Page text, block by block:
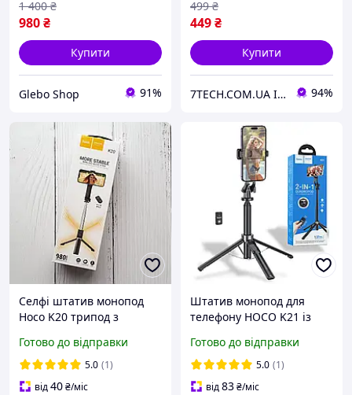
980₴
1 400 ₴
Купити
Glebo Shop 91%
449₴
499 ₴
Купити
7TECH.COM.UA Інтернет-магазин 94%
Селфі штатив монопод
Hoco K20 трипод з
Чорний
Готово до відправки
5.0 (1)
від40₴/міс
Штатив монопод для
телефону HOCO K21 із
треногою 2в1,
телескопічна селфі-палка,
чорний
Готово до відправки
5.0 (1)
від83₴/міс